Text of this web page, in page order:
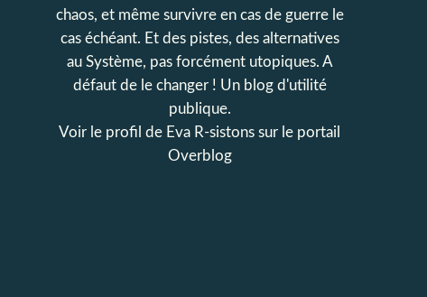
chaos, et même survivre en cas de guerre le
cas échéant. Et des pistes, des alternatives
au Système, pas forcément utopiques. A
défaut de le changer ! Un blog d'utilité
publique.
Voir le profil de Eva R-sistons sur le portail
Overblog